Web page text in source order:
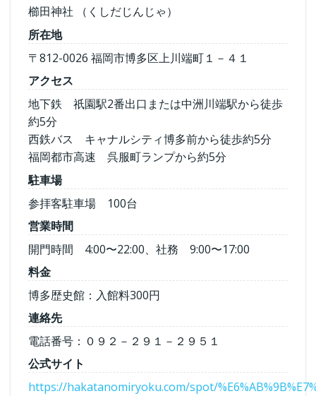
櫛田神社 （くしだじんじゃ）
所在地
〒812-0026 福岡市博多区上川端町１－４１
アクセス
地下鉄 祇園駅2番出口または中洲川端駅から徒歩
約5分
西鉄バス キャナルシティ博多前から徒歩約5分
福岡都市高速 呉服町ランプから約5分
駐車場
参拝客駐車場 100台
営業時間
開門時間 4:00〜22:00、社務 9:00〜17:00
料金
博多歴史館：入館料300円
連絡先
電話番号：０９２－２９１－２９５１
公式サイト
https://hakatanomiryoku.com/spot/